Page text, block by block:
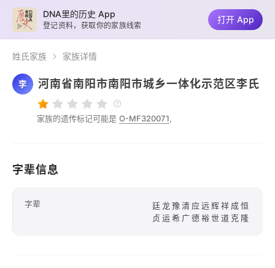
姓氏家族 家族详情
李 河南省南阳市南阳市城乡一体化示范区李氏
家族的遗传标记可能是 O-MF320071,
字辈信息
字辈
廷龙豫清应远辉祥成恒
贞运希广德裕世道克隆
DNA里的历史 App
登记资料，获取你的家族线索
打开 App